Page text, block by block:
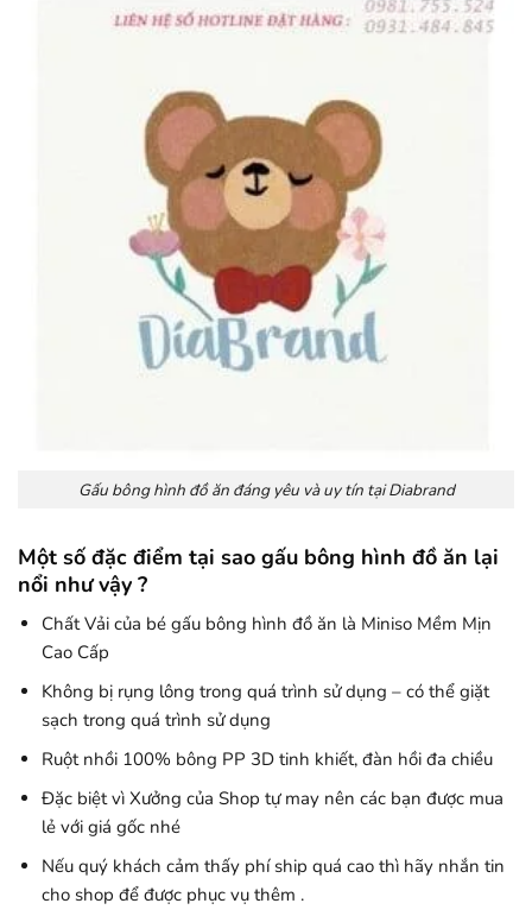
Gấu bông hình đồ ăn đáng yêu và uy tín tại Diabrand
Một số đặc điểm tại sao gấu bông hình đồ ăn lại
nổi như vậy ?
Chất Vải của bé gấu bông hình đồ ăn là Miniso Mềm Mịn
Cao Cấp
Không bị rụng lông trong quá trình sử dụng – có thể giặt
sạch trong quá trình sử dụng
Ruột nhồi 100% bông PP 3D tinh khiết, đàn hồi đa chiều
Đặc biệt vì Xưởng của Shop tự may nên các bạn được mua
lẻ với giá gốc nhé
Nếu quý khách cảm thấy phí ship quá cao thì hãy nhắn tin
cho shop để được phục vụ thêm .